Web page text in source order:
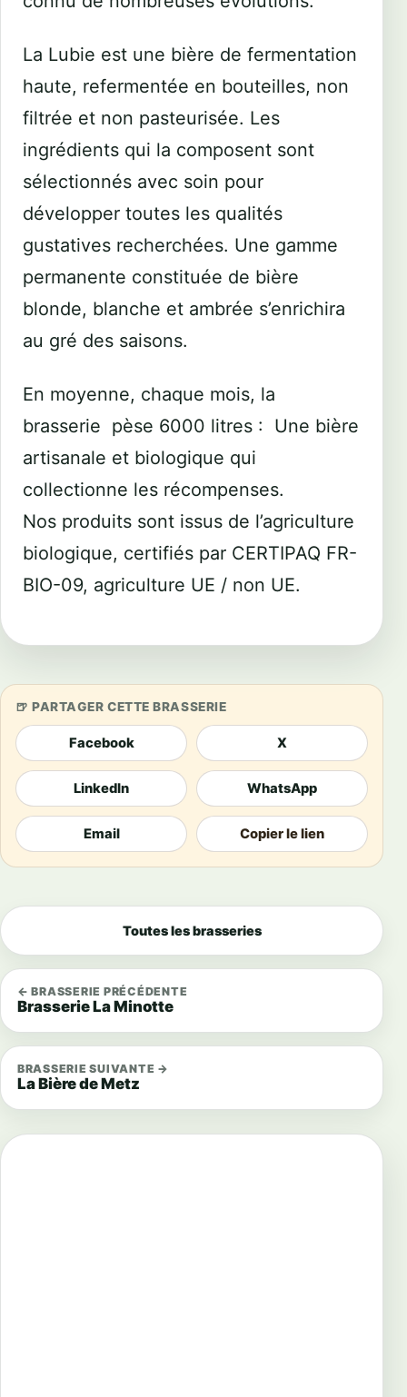
La Lubie est une bière de fermentation
haute, refermentée en bouteilles, non
filtrée et non pasteurisée. Les
ingrédients qui la composent sont
sélectionnés avec soin pour
développer toutes les qualités
gustatives recherchées. Une gamme
permanente constituée de bière
blonde, blanche et ambrée s’enrichira
au gré des saisons.
En moyenne, chaque mois, la
brasserie pèse 6000 litres : Une bière
artisanale et biologique qui
collectionne les récompenses.
Nos produits sont issus de l’agriculture
biologique, certifiés par CERTIPAQ FR-
BIO-09, agriculture UE / non UE.
PARTAGER CETTE BRASSERIE
Facebook X
LinkedIn WhatsApp
Email Copier le lien
← BRASSERIE PRÉCÉDENTE
Brasserie La Minotte
Toutes les brasseries
BRASSERIE SUIVANTE →
La Bière de Metz